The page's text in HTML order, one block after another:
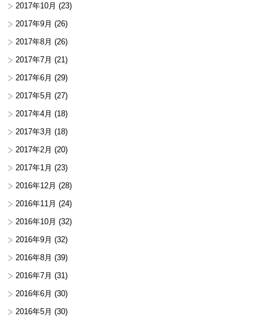
2017年10月 (23)
2017年9月 (26)
2017年8月 (26)
2017年7月 (21)
2017年6月 (29)
2017年5月 (27)
2017年4月 (18)
2017年3月 (18)
2017年2月 (20)
2017年1月 (23)
2016年12月 (28)
2016年11月 (24)
2016年10月 (32)
2016年9月 (32)
2016年8月 (39)
2016年7月 (31)
2016年6月 (30)
2016年5月 (30)